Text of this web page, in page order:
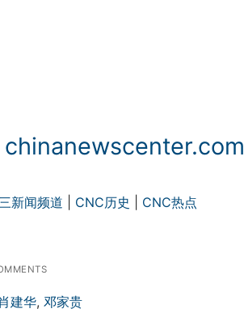
chinanewscenter.com
新闻频道 CNC历史 CNC热点
肖建华, 邓家贵